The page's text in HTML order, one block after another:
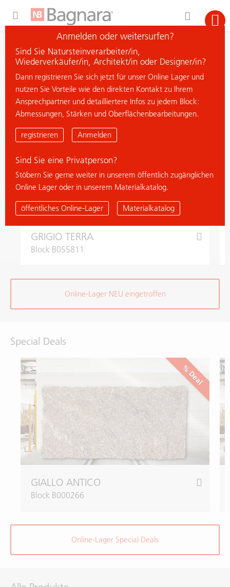
Material suchen
Neu eingetroffen
GRIGIO TERRA
Block B055811
Online-Lager NEU eingetroffen
Special Deals
% Deal
GIALLO ANTICO
Block B000266
Online-Lager Special Deals
Anmelden oder weitersurfen?
Sind Sie Natursteinverarbeiter/in,
Wiederverkäufer/in, Architekt/in oder Designer/in?
Dann registrieren Sie sich jetzt für unser Online Lager und
nutzen Sie Vorteile wie den direkten Kontakt zu Ihrem
Ansprechpartner und detailliertere Infos zu jedem Block:
Abmessungen, Stärken und Oberflächenbearbeitungen.
registrieren Anmelden
Sind Sie eine Privatperson?
Stöbern Sie gerne weiter in unserem öffentlich zugänglichen
Online Lager oder in unserem Materialkatalog.
öffentliches Online-Lager Materialkatalog